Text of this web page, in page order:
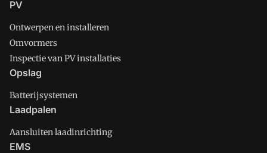
PV
Ontwerpen en installeren
Omvormers
Inspectie van PV installaties
Opslag
Batterijsystemen
Laadpalen
Aansluiten laadinrichting
EMS